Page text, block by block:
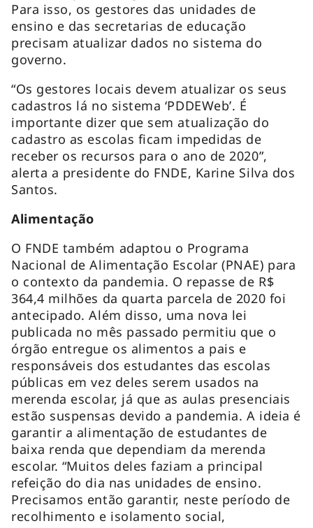
Para isso, os gestores das unidades de
ensino e das secretarias de educação
precisam atualizar dados no sistema do
governo.
“Os gestores locais devem atualizar os seus
cadastros lá no sistema ‘PDDEWeb’. É
importante dizer que sem atualização do
cadastro as escolas ficam impedidas de
receber os recursos para o ano de 2020”,
alerta a presidente do FNDE, Karine Silva dos
Santos.
Alimentação
O FNDE também adaptou o Programa
Nacional de Alimentação Escolar (PNAE) para
o contexto da pandemia. O repasse de R$
364,4 milhões da quarta parcela de 2020 foi
antecipado. Além disso, uma nova lei
publicada no mês passado permitiu que o
órgão entregue os alimentos a pais e
responsáveis dos estudantes das escolas
públicas em vez deles serem usados na
merenda escolar, já que as aulas presenciais
estão suspensas devido a pandemia. A ideia é
garantir a alimentação de estudantes de
baixa renda que dependiam da merenda
escolar. “Muitos deles faziam a principal
refeição do dia nas unidades de ensino.
Precisamos então garantir, neste período de
recolhimento e isolamento social,